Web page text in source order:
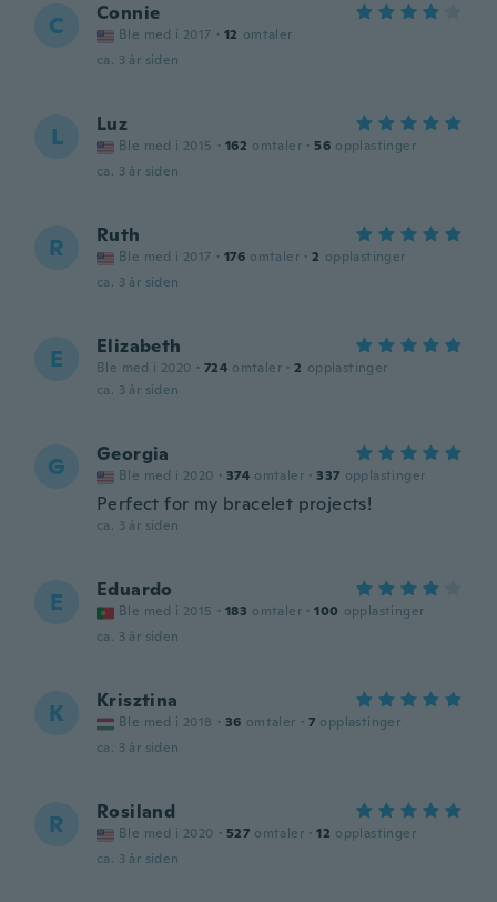
C Connie
Ble med i 2017 · 12 omtaler
ca. 3 år siden
L Luz
Ble med i 2015 · 162 omtaler · 56 opplastinger
ca. 3 år siden
R Ruth
Ble med i 2017 · 176 omtaler · 2 opplastinger
ca. 3 år siden
E Elizabeth
Ble med i 2020 · 724 omtaler · 2 opplastinger
ca. 3 år siden
G Georgia
Ble med i 2020 · 374 omtaler · 337 opplastinger
Perfect for my bracelet projects!
ca. 3 år siden
E Eduardo
Ble med i 2015 · 183 omtaler · 100 opplastinger
ca. 3 år siden
K Krisztina
Ble med i 2018 · 36 omtaler · 7 opplastinger
ca. 3 år siden
R Rosiland
Ble med i 2020 · 527 omtaler · 12 opplastinger
ca. 3 år siden